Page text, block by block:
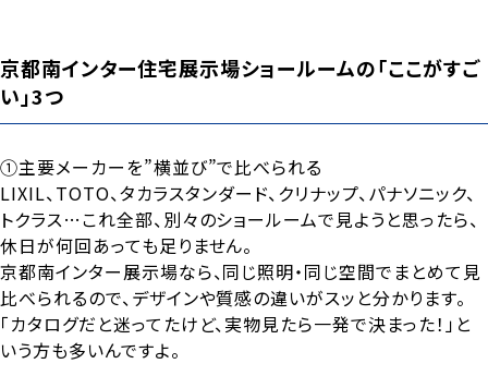
京都南インター住宅展示場ショールームの「ここがすご
い」3つ
①主要メーカーを”横並び”で比べられる
LIXIL、TOTO、タカラスタンダード、クリナップ、パナソニック、
トクラス…これ全部、別々のショールームで見ようと思ったら、
休日が何回あっても足りません。
京都南インター展示場なら、同じ照明・同じ空間でまとめて見
比べられるので、デザインや質感の違いがスッと分かります。
「カタログだと迷ってたけど、実物見たら一発で決まった！」と
いう方も多いんですよ。